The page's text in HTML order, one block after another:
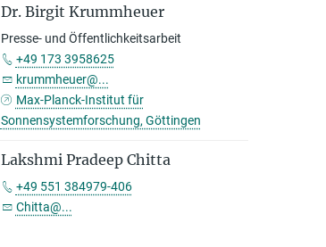
Dr. Birgit Krummheuer
Presse- und Öffentlichkeitsarbeit
+49 173 3958625
krummheuer@...
Max-Planck-Institut für
Sonnensystemforschung, Göttingen
Lakshmi Pradeep Chitta
+49 551 384979-406
Chitta@...